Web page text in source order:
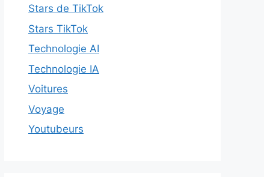
Stars de TikTok
Stars TikTok
Technologie AI
Technologie IA
Voitures
Voyage
Youtubeurs